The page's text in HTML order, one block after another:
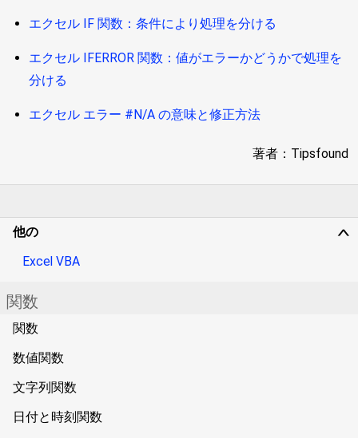
エクセル IF 関数：条件により処理を分ける
エクセル IFERROR 関数：値がエラーかどうかで処理を
分ける
エクセル エラー #N/A の意味と修正方法
著者：Tipsfound
∨
他の
Excel VBA
関数
関数
数値関数
文字列関数
日付と時刻関数